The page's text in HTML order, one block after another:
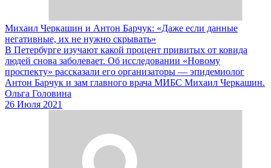
Михаил Черкашин и Антон Барчук: «Даже если данные
негативные, их не нужно скрывать»
В Петербурге изучают какой процент привитых от ковида
людей снова заболевает. Об исследовании «Новому
проспекту» рассказали его организаторы — эпидемиолог
Антон Барчук и зам главного врача МИБС Михаил Черкашин.
Ольга Головина
26 Июля 2021